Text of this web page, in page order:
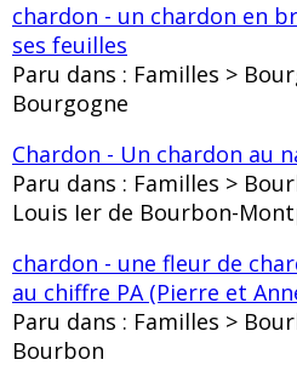
chardon - un chardon en
ses feuilles
Paru dans : Familles >
Bourgogne
Chardon - Un chardon au
Paru dans : Familles >
Louis Ier de Bourbon-
chardon - une fleur de
au chiffre PA (Pierre et
Paru dans : Familles >
Bourbon